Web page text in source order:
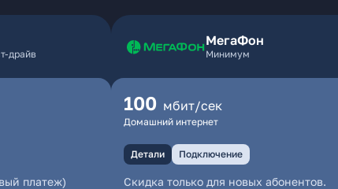
драйв
платеж)
МегаФон
Минимум
100 мбит/сек
Домашний интернет
Детали Подключение
Скидка только для новых абонентов.